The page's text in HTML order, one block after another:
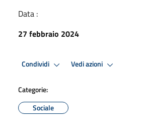
Data :
27 febbraio 2024
Condividi Vedi azioni
Categorie:
Sociale